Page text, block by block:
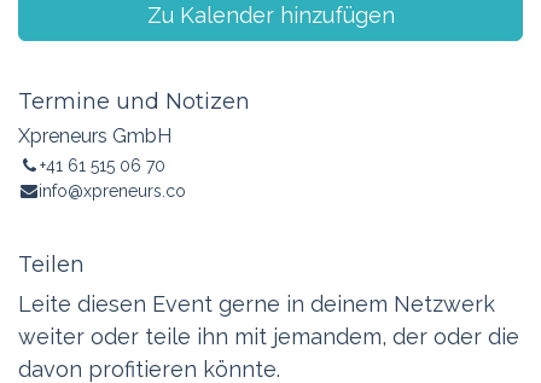
Zu Kalender hinzufügen
Termine und Notizen
Xpreneurs GmbH
+41 61 515 06 70
info@xpreneurs.co
Teilen
Leite diesen Event gerne in deinem Netzwerk
weiter oder teile ihn mit jemandem, der oder die
davon profitieren könnte.